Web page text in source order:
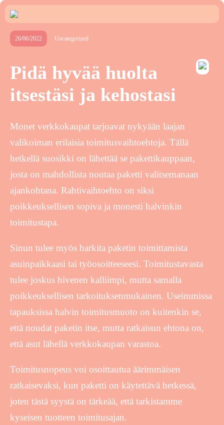
26/06/2022 Uncategorized
Pidä hyvää huolta
itsestäsi ja kehostasi
Monet verkkokaupat tarjoavat nykyään laajan
valikoiman erilaisia toimitusvaihtoehtoja. Tällä
hetkellä suosikki on lähettää se pakettikauppaan,
josta on mahdollista noutaa paketti valitsemanaan
ajankohtana. Rahtivaihtoehto on siksi
poikkeuksellisen sopiva ja monesti halvinkin
toimitustapa.
Sinun tulee myös harkita paketin toimittamista
asuinpaikkaasi tai työosoitteeseesi. Toimitustavasta
tulee joskus hivenen kalliimpi, mutta samalla
poikkeuksellisen tarkoituksenmukainen. Useimmissa
tapauksissa halvin toimitusmuoto on kuitenkin se,
että noudat paketin itse, mutta ratkaisun ehtona on,
että asut lähellä verkkokaupan varastoa.
Toimitusnopeus voi osoittautua äärimmäisen
ratkaisevaksi, kun paketti on käytettävä hetkessä,
joten tästä syystä on tärkeää, että tarkistamme
kyseisen tuotteen toimitusajan.